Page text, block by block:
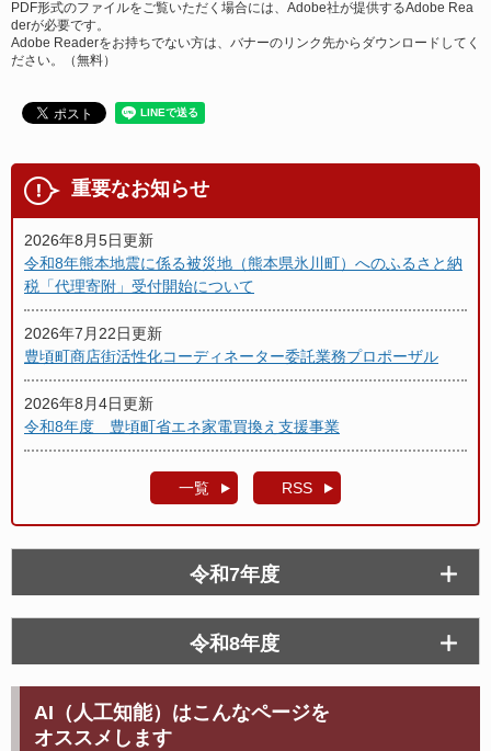
PDF形式のファイルをご覧いただく場合には、Adobe社が提供するAdobe Rea
derが必要です。
Adobe Readerをお持ちでない方は、バナーのリンク先からダウンロードしてく
ださい。（無料）
重要なお知らせ
2026年8月5日更新
令和8年熊本地震に係る被災地（熊本県氷川町）へのふるさと納
税「代理寄附」受付開始について
2026年7月22日更新
豊頃町商店街活性化コーディネーター委託業務プロポーザル
2026年8月4日更新
令和8年度 豊頃町省エネ家電買換え支援事業
一覧 RSS
令和7年度
令和8年度
AI（人工知能）はこんなページを
オススメします